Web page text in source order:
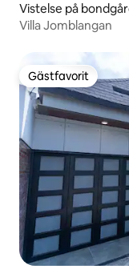
Vistelse på
Villa Jomblangan
Gästfavorit
Gästfavorit